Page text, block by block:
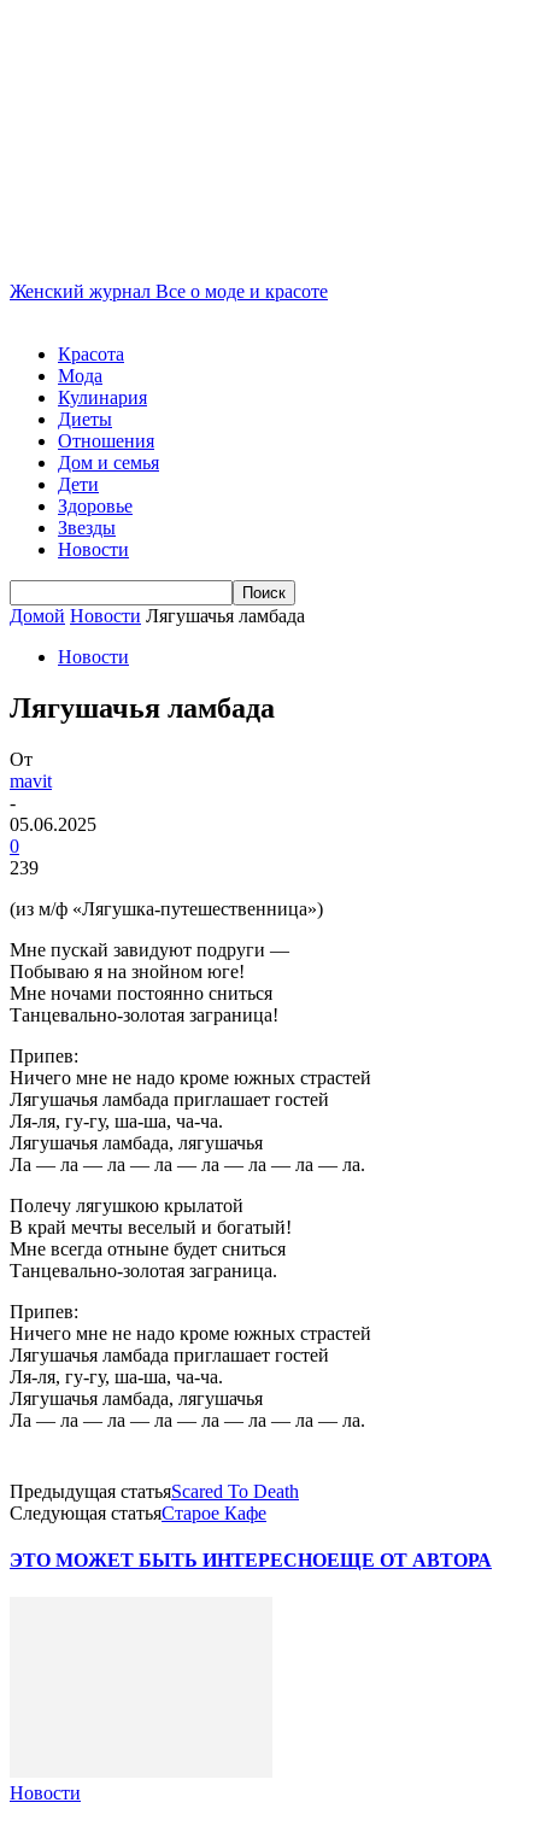
Женский журнал Все о моде и красоте
Красота
Мода
Кулинария
Диеты
Отношения
Дом и семья
Дети
Здоровье
Звезды
Новости
Домой Новости Лягушачья ламбада
Новости
Лягушачья ламбада
От
mavit
-
05.06.2025
0
239
(из м/ф «Лягушка-путешественница»)
Мне пускай завидуют подруги —
Побываю я на знойном юге!
Мне ночами постоянно сниться
Танцевально-золотая заграница!
Припев:
Ничего мне не надо кроме южных страстей
Лягушачья ламбада приглашает гостей
Ля-ля, гу-гу, ша-ша, ча-ча.
Лягушачья ламбада, лягушачья
Ла — ла — ла — ла — ла — ла — ла — ла.
Полечу лягушкою крылатой
В край мечты веселый и богатый!
Мне всегда отныне будет сниться
Танцевально-золотая заграница.
Припев:
Ничего мне не надо кроме южных страстей
Лягушачья ламбада приглашает гостей
Ля-ля, гу-гу, ша-ша, ча-ча.
Лягушачья ламбада, лягушачья
Ла — ла — ла — ла — ла — ла — ла — ла.
Предыдущая статьяScared To Death
Следующая статьяСтарое Кафе
ЭТО МОЖЕТ БЫТЬ ИНТЕРЕСНОЕЩЕ ОТ АВТОРА
Новости